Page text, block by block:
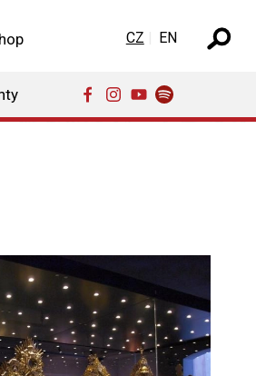
Zvolte jazyk
CZ EN